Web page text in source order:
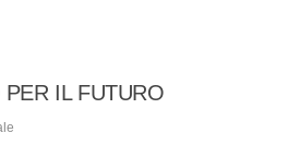
IL FUTURO